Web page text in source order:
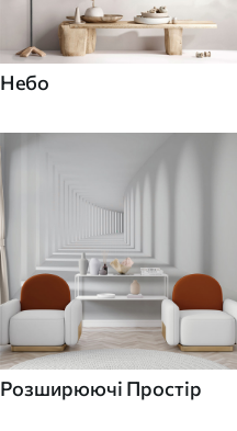
Небо
Розширюючі Простір